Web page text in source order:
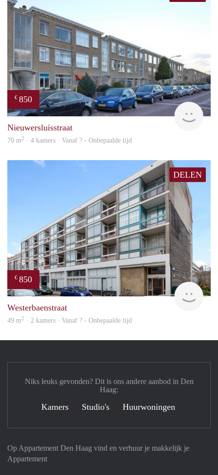
€ 850
rent
Nieuwersluisstraat
70 m2 · 4 kamers · Vanaf ? - Onbepaalde tijd
DELEN
€ 850
Westerbaenstraat
49 m2 · 2 kamers · Vanaf ? - Onbepaalde tijd
Op Appartement Den Haag vind en verhuur je makkelijk je
Appartement
Niks leuks gevonden? Dit is ons andere aanbod in Den
Haag:
Kamers Studio's Huurwoningen